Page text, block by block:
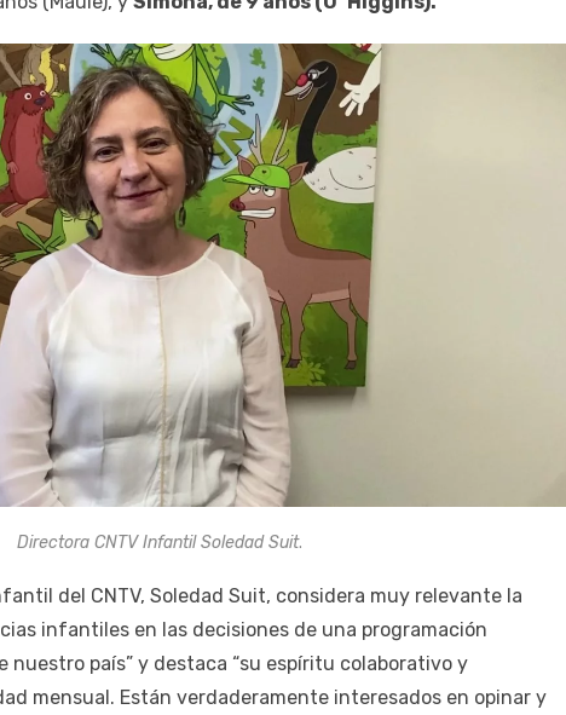
Directora CNTV Infantil Soledad Suit.
del CNTV, Soledad Suit, considera muy relevante la
infantiles en las decisiones de una programación
nuestro país” y destaca “su espíritu colaborativo y
mensual. Están verdaderamente interesados en opinar y